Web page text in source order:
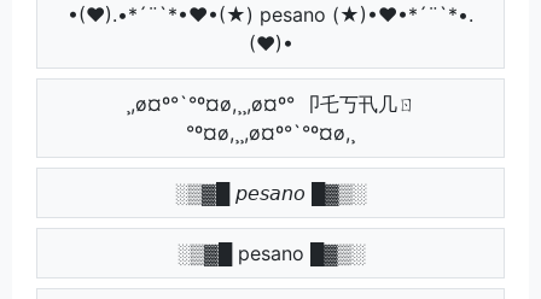
•(♥).•*´¨`*•♥•(★) pesano (★)•♥•*´¨`*•.
(♥)•
¸,ø¤º°`°º¤ø,¸¸,ø¤º° 卩乇丂卂几ㄖ
°º¤ø,¸¸,ø¤º°`°º¤ø,¸
░▒▓█ 𝘱𝘦𝘴𝘢𝘯𝘰 █▓▒░
░▒▓█ pesano █▓▒░